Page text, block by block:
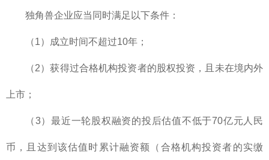
独角兽企业应当同时满足以下条件：
（1）成立时间不超过10年；
（2）获得过合格机构投资者的股权投资，且未在境内外
上市；
（3）最近一轮股权融资的投后估值不低于70亿元人民
币，且达到该估值时累计融资额（合格机构投资者的实缴